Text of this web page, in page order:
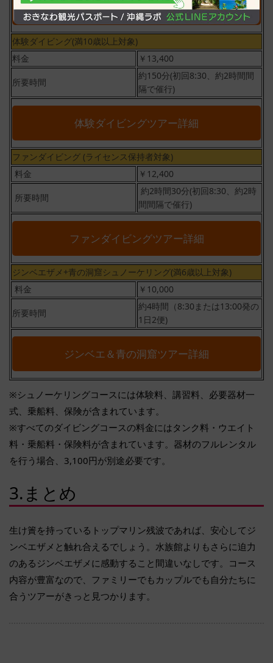
シュノーケリングツアー詳細
体験ダイビング(満10歳以上対象)
料金
￥13,400
所要時間
約150分(初回8:30、約2時間間
隔で催行)
体験ダイビングツアー詳細
ファンダイビング (ライセンス保持者対象)
料金
￥12,400
所要時間
約2時間30分(初回8:30、約2時
間間隔で催行)
ファンダイビングツアー詳細
ジンベエザメ+青の洞窟シュノーケリング(満6歳以上対象)
料金
￥10,000
所要時間
約4時間（8:30または13:00発の
1日2便)
ジンベエ＆青の洞窟ツアー詳細
※シュノーケリングコースには体験料、講習料、必要器材一
式、乗船料、保険が含まれています。
※すべてのダイビングコースの料金にはタンク料・ウエイト
料・乗船料・保険料が含まれています。器材のフルレンタル
を行う場合、3,100円が別途必要です。
3.まとめ
生け簀を持っているトップマリン残波であれば、安心してジ
ンベエザメと触れ合えるでしょう。水族館よりもさらに迫力
のあるジンベエザメに感動すること間違いなしです。コース
内容が豊富なので、ファミリーでもカップルでも自分たちに
合うツアーがきっと見つかります。